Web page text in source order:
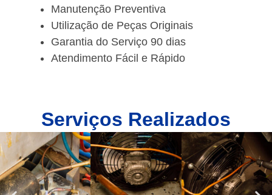
Manutenção Preventiva
Utilização de Peças Originais
Garantia do Serviço 90 dias
Atendimento Fácil e Rápido
Serviços Realizados